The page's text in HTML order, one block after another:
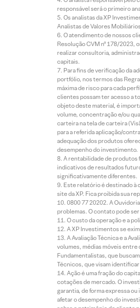
responsável será o primeiro
Os analistas da XP
Analistas de Valores
O atendimento de nossos
Resolução CVM nº 178/2023,
realizar consultoria,
capitais.
Para fins de verificação da
portfólio, nos termos das
máxima de risco para cada
clientes possam ter acesso a
objeto deste material, é
volume, concentração e/ou
carteira na tela de carteira
para a referida aplicação/
adequação dos produtos
desempenho do investimento.
A rentabilidade de produtos
indicativos de resultados
significativamente diferentes.
Este relatório é destinado à
site da XP. Fica proibida sua
0800 77 20202. A
problemas. O contato pode
O custo da operação e a
A XP Investimentos se
A Avaliação Técnica e a
volumes, médias móveis entre
Fundamentalistas, que
Técnicos, que visam
Ação é uma fração do
cotações de mercado. O
garantia, de forma expressa
afetar o desempenho do